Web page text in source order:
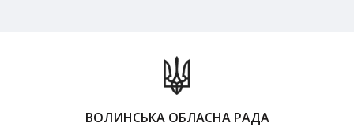
ВОЛИНСЬКА ОБЛАСНА РАДА